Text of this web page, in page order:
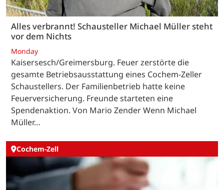
Alles verbrannt! Schausteller Michael Müller steht
vor dem Nichts
Monday
Kaisersesch/Greimersburg. Feuer zerstörte die
gesamte Betriebsausstattung eines Cochem-Zeller
Schaustellers. Der Familienbetrieb hatte keine
Feuerversicherung. Freunde starteten eine
Spendenaktion. Von Mario Zender Wenn Michael
Müller…
Cochem-Zell